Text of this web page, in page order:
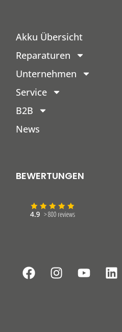
Akku Übersicht
Reparaturen
Unternehmen
Service
B2B
News
BEWERTUNGEN